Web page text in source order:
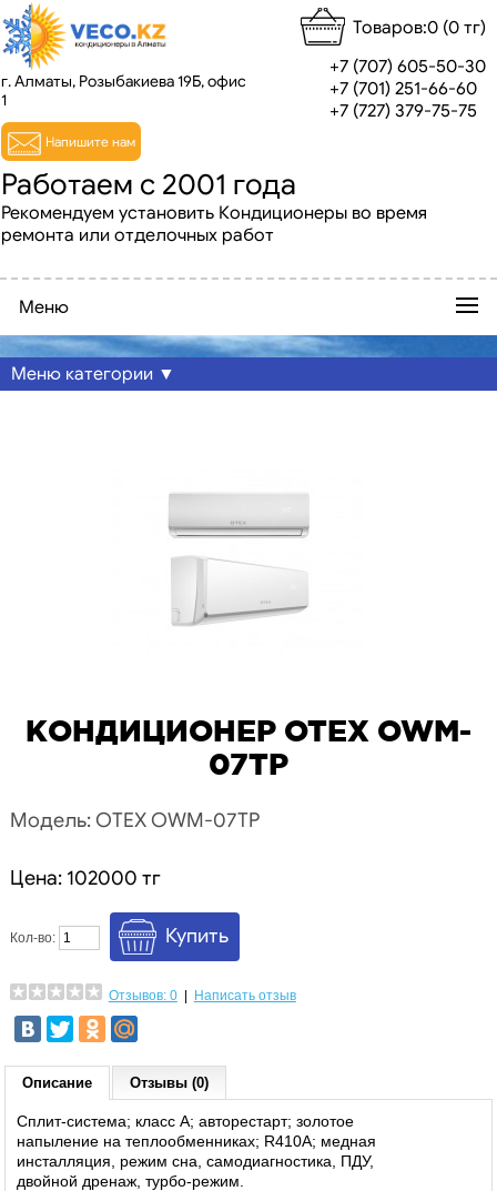
Работаем с 2001 года
Рекомендуем установить Кондиционеры во время
ремонта или отделочных работ
Товаров:0 (0 тг)
г. Алматы, Розыбакиева 19Б, офис
1
Напишите нам
+7 (707) 605-50-30
+7 (701) 251-66-60
+7 (727) 379-75-75
Меню
Меню категории ▼
КОНДИЦИОНЕР OTEX OWM-
07TP
Модель: OTEX OWM-07TP
Цена: 102000 тг
Кол-во:
Отзывов: 0| Написать отзыв
Описание Отзывы (0)
Сплит-система; класс A; авторестарт; золотое
напыление на теплообменниках; R410A; медная
инсталляция, режим сна, самодиагностика, ПДУ,
двойной дренаж, турбо-режим.